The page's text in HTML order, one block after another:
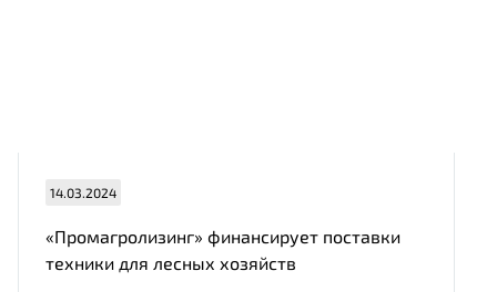
14.03.2024
«Промагролизинг» финансирует поставки
техники для лесных хозяйств